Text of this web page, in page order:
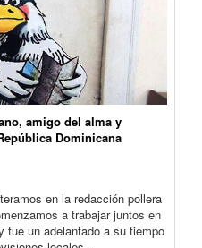
amigo del alma y
Dominicana
en la redacción pollera
a trabajar juntos en
un adelantado a su tiempo